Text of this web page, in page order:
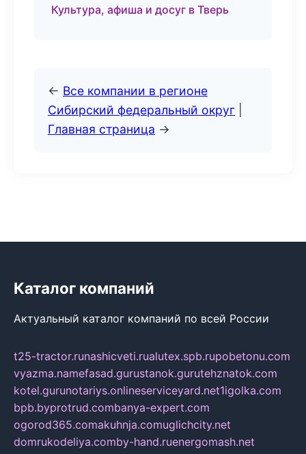
Культура, афиша и досуг в Тверь
← Все компании в регионе
Сибирский федеральный округ
Главная страница →
Каталог компаний
Актуальный каталог компаний по всей России
t25-tractor.runashicveti.rualutex.spb.rupobetonu.com
vyazma.namefasad.gurustanok.gurutehznatok.com
kotel.gurunotariys.onlineserviceyard.net1igolka.com
bpb.byprotrud.combanya-expert.com
ogorod365.comakuhnja.comuglichcity.net
domrukodeliya.comby-hand.ruenergomash.net